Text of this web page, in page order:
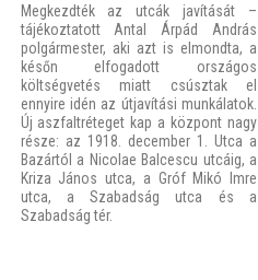
Megkezdték az utcák javítását –
tájékoztatott Antal Árpád András
polgármester, aki azt is elmondta, a
későn elfogadott országos
költségvetés miatt csúsztak el
ennyire idén az útjavítási munkálatok.
Új aszfaltréteget kap a központ nagy
része: az 1918. december 1. Utca a
Bazártól a Nicolae Balcescu utcáig, a
Kriza János utca, a Gróf Mikó Imre
utca, a Szabadság utca és a
Szabadság tér.